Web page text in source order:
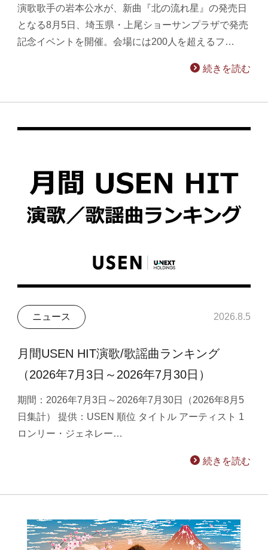
演歌歌手の岩本公水が、新曲『北の流れ星』の発売日
となる8月5日、埼玉県・上尾ショーサンプラザで発売
記念イベントを開催。会場には200人を超えるフ…
続きを読む
ニュース 2026.8.5
月間USEN HIT演歌/歌謡曲ランキング
（2026年7月3日～2026年7月30日）
期間：2026年7月3日～2026年7月30日（2026年8月5
日集計） 提供：USEN 順位 タイトル アーティスト 1
ロンリー・ジェネレー…
続きを読む